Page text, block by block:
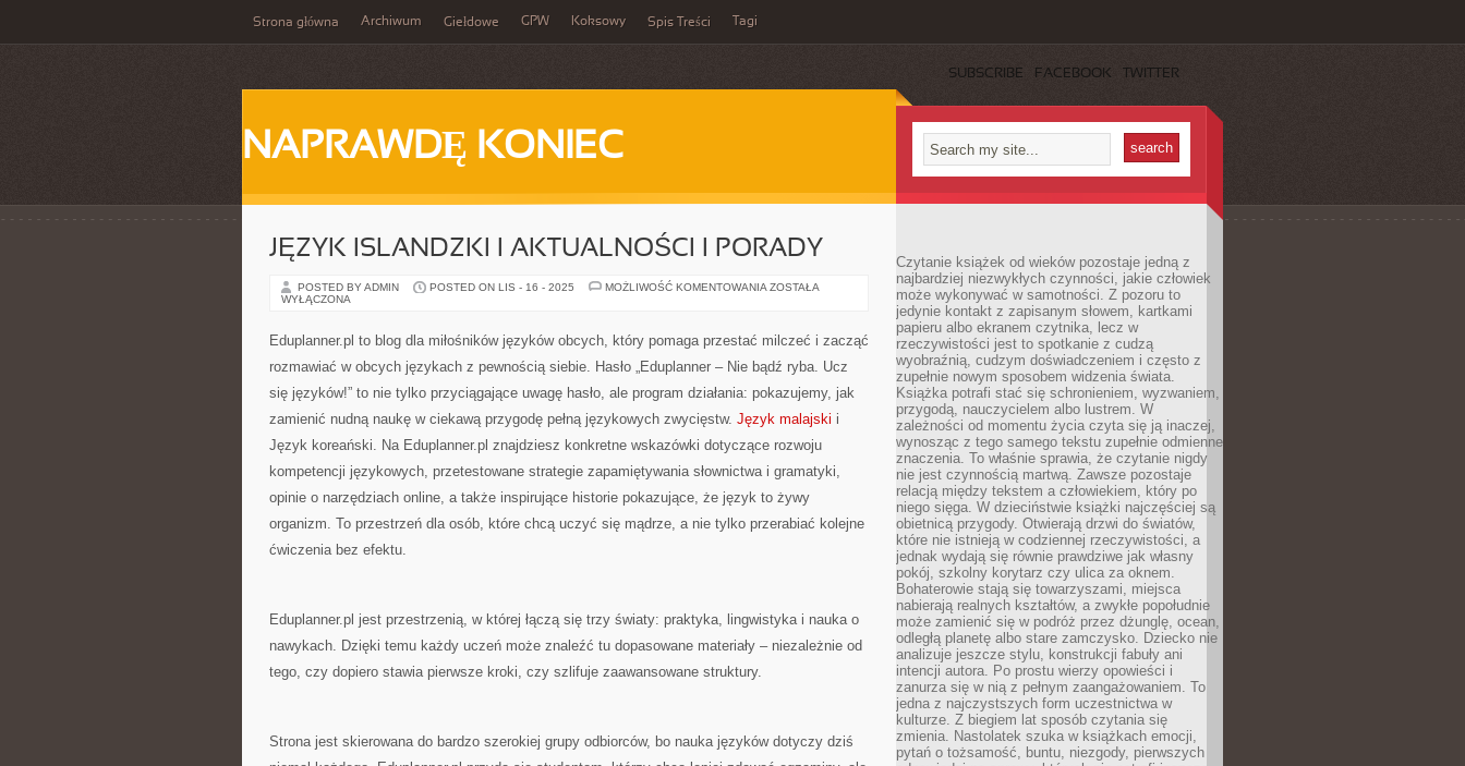
Strona główna Archiwum Giełdowe GPW Koksowy Spis Treści Tagi
SUBSCRIBE FACEBOOK TWITTER
NAPRAWDĘ KONIEC
JĘZYK ISLANDZKI I AKTUALNOŚCI I PORADY
POSTED BY ADMIN POSTED ON LIS - 16 - 2025 MOŻLIWOŚĆ KOMENTOWANIA JĘZYK
PORADY
ZOSTAŁA
WYŁĄCZONA
Eduplanner.pl to blog dla miłośników języków obcych, który pomaga przestać milczeć i zacząć
rozmawiać w obcych językach z pewnością siebie. Hasło „Eduplanner – Nie bądź ryba. Ucz
się języków!” to nie tylko przyciągające uwagę hasło, ale program działania: pokazujemy, jak
zamienić nudną naukę w ciekawą przygodę pełną językowych zwycięstw. Język malajski i
Język koreański. Na Eduplanner.pl znajdziesz konkretne wskazówki dotyczące rozwoju
kompetencji językowych, przetestowane strategie zapamiętywania słownictwa i gramatyki,
opinie o narzędziach online, a także inspirujące historie pokazujące, że język to żywy
organizm. To przestrzeń dla osób, które chcą uczyć się mądrze, a nie tylko przerabiać kolejne
ćwiczenia bez efektu.
Eduplanner.pl jest przestrzenią, w której łączą się trzy światy: praktyka, lingwistyka i nauka o
nawykach. Dzięki temu każdy uczeń może znaleźć tu dopasowane materiały – niezależnie od
tego, czy dopiero stawia pierwsze kroki, czy szlifuje zaawansowane struktury.
Strona jest skierowana do bardzo szerokiej grupy odbiorców, bo nauka języków dotyczy dziś
Czytanie książek od wieków pozostaje jedną z
najbardziej niezwykłych czynności, jakie człowiek
może wykonywać w samotności. Z pozoru to
jedynie kontakt z zapisanym słowem, kartkami
papieru albo ekranem czytnika, lecz w
rzeczywistości jest to spotkanie z cudzą
wyobraźnią, cudzym doświadczeniem i często z
zupełnie nowym sposobem widzenia świata.
Książka potrafi stać się schronieniem, wyzwaniem,
przygodą, nauczycielem albo lustrem. W
zależności od momentu życia czyta się ją inaczej,
wynosząc z tego samego tekstu zupełnie odmienne
znaczenia. To właśnie sprawia, że czytanie nigdy
nie jest czynnością martwą. Zawsze pozostaje
relacją między tekstem a człowiekiem, który po
niego sięga. W dzieciństwie książki najczęściej są
obietnicą przygody. Otwierają drzwi do światów,
które nie istnieją w codziennej rzeczywistości, a
jednak wydają się równie prawdziwe jak własny
pokój, szkolny korytarz czy ulica za oknem.
Bohaterowie stają się towarzyszami, miejsca
nabierają realnych kształtów, a zwykłe popołudnie
może zamienić się w podróż przez dżunglę, ocean,
odległą planetę albo stare zamczysko. Dziecko nie
analizuje jeszcze stylu, konstrukcji fabuły ani
intencji autora. Po prostu wierzy opowieści i
zanurza się w nią z pełnym zaangażowaniem. To
jedna z najczystszych form uczestnictwa w
kulturze. Z biegiem lat sposób czytania się
zmienia. Nastolatek szuka w książkach emocji,
pytań o tożsamość, buntu, niezgody, pierwszych